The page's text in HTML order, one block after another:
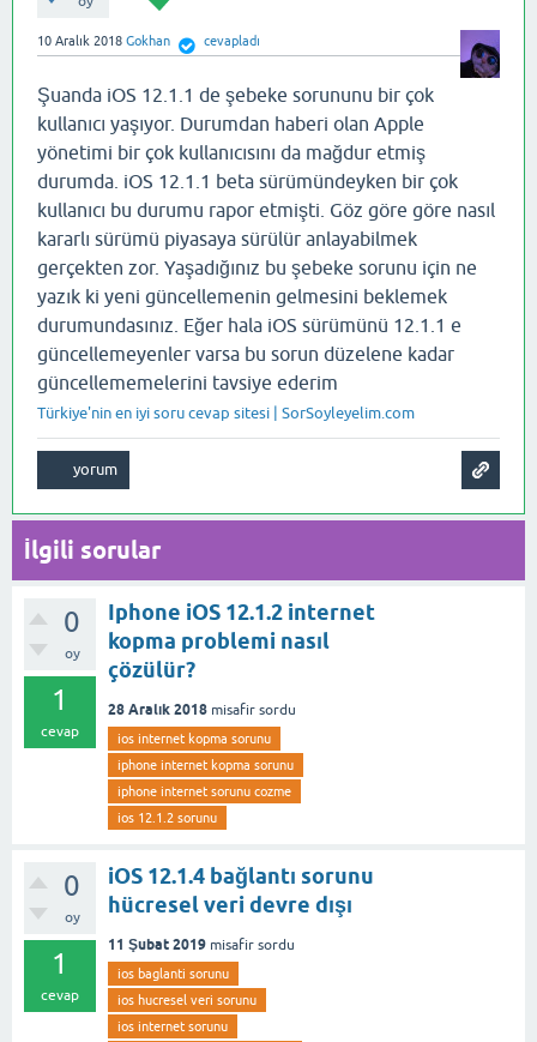
10 Aralık 2018 Gokhan cevapladı
Şuanda iOS 12.1.1 de şebeke sorununu bir çok
kullanıcı yaşıyor. Durumdan haberi olan Apple
yönetimi bir çok kullanıcısını da mağdur etmiş
durumda. iOS 12.1.1 beta sürümündeyken bir çok
kullanıcı bu durumu rapor etmişti. Göz göre göre nasıl
kararlı sürümü piyasaya sürülür anlayabilmek
gerçekten zor. Yaşadığınız bu şebeke sorunu için ne
yazık ki yeni güncellemenin gelmesini beklemek
durumundasınız. Eğer hala iOS sürümünü 12.1.1 e
güncellemeyenler varsa bu sorun düzelene kadar
güncellememelerini tavsiye ederim
Türkiye'nin en iyi soru cevap sitesi | SorSoyleyelim.com
İlgili sorular
0
oy
1
cevap
Iphone iOS 12.1.2 internet
kopma problemi nasıl
çözülür?
28 Aralık 2018 misafir sordu
ios internet kopma sorunu
iphone internet kopma sorunu
iphone internet sorunu cozme
ios 12.1.2 sorunu
0
oy
1
cevap
iOS 12.1.4 bağlantı sorunu
hücresel veri devre dışı
11 Şubat 2019 misafir sordu
ios baglanti sorunu
ios hucresel veri sorunu
ios internet sorunu